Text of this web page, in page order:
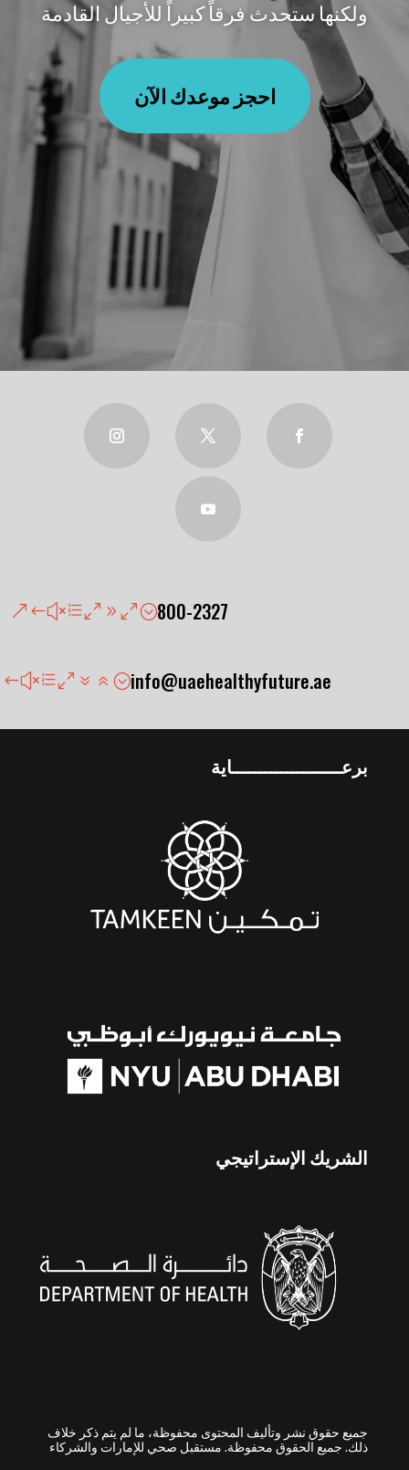
ولكنها ستحدث فرقاً كبيراً للأجيال القادمة
احجز موعدك الآن
800-2327
info@uaehealthyfuture.ae
برعــــــــــــــــــــاية
الشريك الإستراتيجي
جميع حقوق نشر وتأليف المحتوى محفوظة، ما لم يتم ذكر خلاف
ذلك. جميع الحقوق محفوظة. مستقبل صحي للإمارات والشركاء